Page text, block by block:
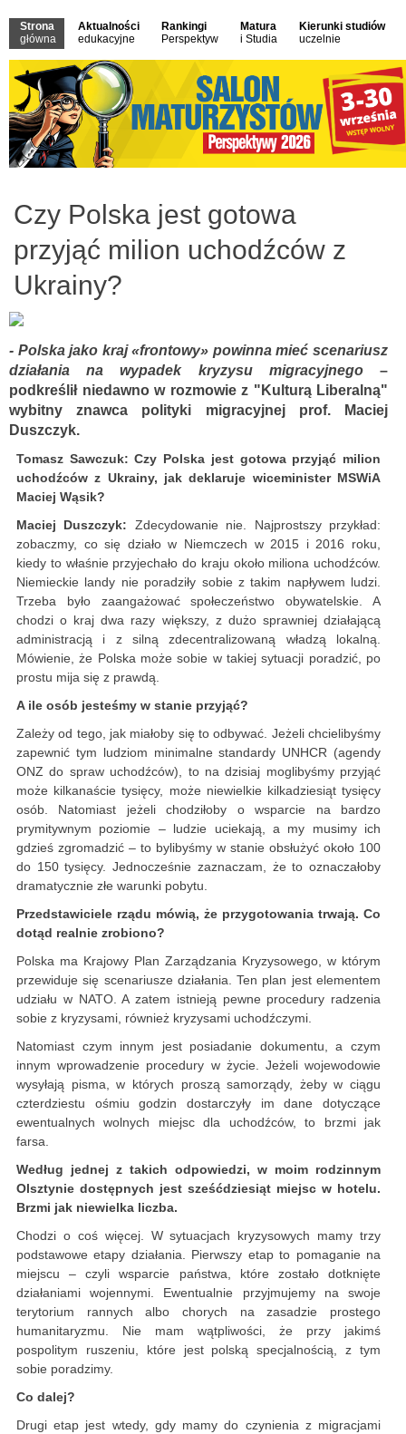
Strona
główna
Aktualności
edukacyjne
Rankingi
Perspektyw
Matura
i Studia
Kierunki studiów
uczelnie
Czy Polska jest gotowa
przyjąć milion uchodźców z
Ukrainy?
- Polska jako kraj «frontowy» powinna mieć scenariusz
działania na wypadek kryzysu migracyjnego–
podkreślił niedawno w rozmowie z "Kulturą Liberalną"
wybitny znawca polityki migracyjnej prof. Maciej
Duszczyk.
Tomasz Sawczuk: Czy Polska jest gotowa przyjąć milion
uchodźców z Ukrainy, jak deklaruje wiceminister MSWiA
Maciej Wąsik?
Maciej Duszczyk: Zdecydowanie nie. Najprostszy przykład:
zobaczmy, co się działo w Niemczech w 2015 i 2016 roku,
kiedy to właśnie przyjechało do kraju około miliona uchodźców.
Niemieckie landy nie poradziły sobie z takim napływem ludzi.
Trzeba było zaangażować społeczeństwo obywatelskie. A
chodzi o kraj dwa razy większy, z dużo sprawniej działającą
administracją i z silną zdecentralizowaną władzą lokalną.
Mówienie, że Polska może sobie w takiej sytuacji poradzić, po
prostu mija się z prawdą.
A ile osób jesteśmy w stanie przyjąć?
Zależy od tego, jak miałoby się to odbywać. Jeżeli chcielibyśmy
zapewnić tym ludziom minimalne standardy UNHCR (agendy
ONZ do spraw uchodźców), to na dzisiaj moglibyśmy przyjąć
może kilkanaście tysięcy, może niewielkie kilkadziesiąt tysięcy
osób. Natomiast jeżeli chodziłoby o wsparcie na bardzo
prymitywnym poziomie – ludzie uciekają, a my musimy ich
gdzieś zgromadzić – to bylibyśmy w stanie obsłużyć około 100
do 150 tysięcy. Jednocześnie zaznaczam, że to oznaczałoby
dramatycznie złe warunki pobytu.
Przedstawiciele rządu mówią, że przygotowania trwają. Co
dotąd realnie zrobiono?
Polska ma Krajowy Plan Zarządzania Kryzysowego, w którym
przewiduje się scenariusze działania. Ten plan jest elementem
udziału w NATO. A zatem istnieją pewne procedury radzenia
sobie z kryzysami, również kryzysami uchodźczymi.
Natomiast czym innym jest posiadanie dokumentu, a czym
innym wprowadzenie procedury w życie. Jeżeli wojewodowie
wysyłają pisma, w których proszą samorządy, żeby w ciągu
czterdziestu ośmiu godzin dostarczyły im dane dotyczące
ewentualnych wolnych miejsc dla uchodźców, to brzmi jak
farsa.
Według jednej z takich odpowiedzi, w moim rodzinnym
Olsztynie dostępnych jest sześćdziesiąt miejsc w hotelu.
Brzmi jak niewielka liczba.
Chodzi o coś więcej. W sytuacjach kryzysowych mamy trzy
podstawowe etapy działania. Pierwszy etap to pomaganie na
miejscu – czyli wsparcie państwa, które zostało dotknięte
działaniami wojennymi. Ewentualnie przyjmujemy na swoje
terytorium rannych albo chorych na zasadzie prostego
humanitaryzmu. Nie mam wątpliwości, że przy jakimś
pospolitym ruszeniu, które jest polską specjalnością, z tym
sobie poradzimy.
Co dalej?
Drugi etap jest wtedy, gdy mamy do czynienia z migracjami